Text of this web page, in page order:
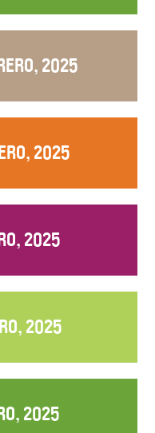
2025
2025
2025
2025
2025